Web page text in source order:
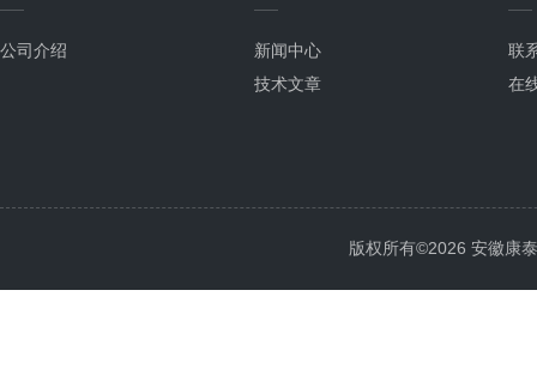
公司介绍
新闻中心
技术文章
联
在
版权所有©2026 安徽康